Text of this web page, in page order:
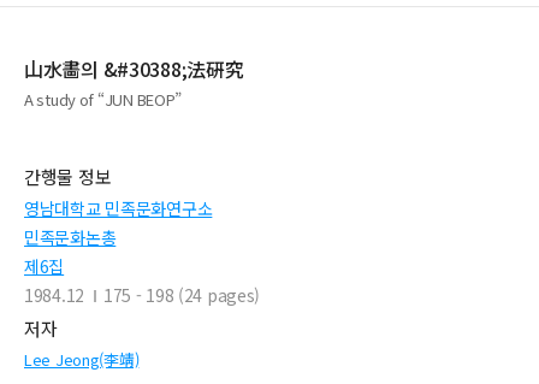
山水畵의 &#30388;法硏究
A study of “JUN BEOP”
간행물 정보
영남대학교 민족문화연구소
민족문화논총
제6집
1984.12
175 - 198 (24 pages)
저자
Lee Jeong(李靖)